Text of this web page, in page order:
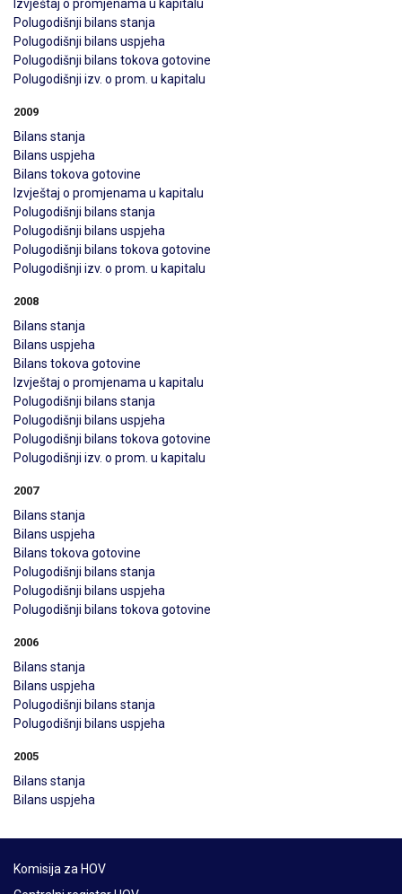
Izvještaj o promjenama u kapitalu
Polugodišnji bilans stanja
Polugodišnji bilans uspjeha
Polugodišnji bilans tokova gotovine
Polugodišnji izv. o prom. u kapitalu
2009
Bilans stanja
Bilans uspjeha
Bilans tokova gotovine
Izvještaj o promjenama u kapitalu
Polugodišnji bilans stanja
Polugodišnji bilans uspjeha
Polugodišnji bilans tokova gotovine
Polugodišnji izv. o prom. u kapitalu
2008
Bilans stanja
Bilans uspjeha
Bilans tokova gotovine
Izvještaj o promjenama u kapitalu
Polugodišnji bilans stanja
Polugodišnji bilans uspjeha
Polugodišnji bilans tokova gotovine
Polugodišnji izv. o prom. u kapitalu
2007
Bilans stanja
Bilans uspjeha
Bilans tokova gotovine
Polugodišnji bilans stanja
Polugodišnji bilans uspjeha
Polugodišnji bilans tokova gotovine
2006
Bilans stanja
Bilans uspjeha
Polugodišnji bilans stanja
Polugodišnji bilans uspjeha
2005
Bilans stanja
Bilans uspjeha
Komisija za HOV